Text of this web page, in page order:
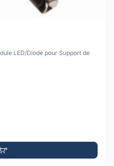
LED/Diode pour Support de